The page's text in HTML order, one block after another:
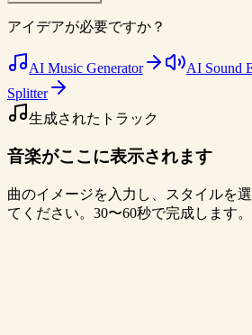
アイデアが必要ですか？
AI Music Generator AI Sound
Splitter
生成されたトラック
音楽がここに表示されます
曲のイメージを入力し、スタイルを
てください。30〜60秒で完成します。